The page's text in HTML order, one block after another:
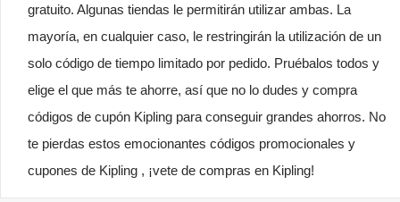
gratuito. Algunas tiendas le permitirán utilizar ambas. La
mayoría, en cualquier caso, le restringirán la utilización de un
solo código de tiempo limitado por pedido. Pruébalos todos y
elige el que más te ahorre, así que no lo dudes y compra
códigos de cupón Kipling para conseguir grandes ahorros. No
te pierdas estos emocionantes códigos promocionales y
cupones de Kipling , ¡vete de compras en Kipling!